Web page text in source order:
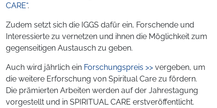
CARE“.
Zudem setzt sich die IGGS dafür ein, Forschende und
Interessierte zu vernetzen und ihnen die Möglichkeit zum
gegenseitigen Austausch zu geben.
Auch wird jährlich ein Forschungspreis >> vergeben, um
die weitere Erforschung von Spiritual Care zu fördern.
Die prämierten Arbeiten werden auf der Jahrestagung
vorgestellt und in SPIRITUAL CARE erstveröffentlicht.